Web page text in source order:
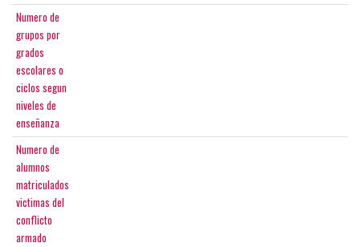
Numero de
grupos por
grados
escolares o
ciclos segun
niveles de
enseñanza
Numero de
alumnos
matriculados
victimas del
conflicto
armado